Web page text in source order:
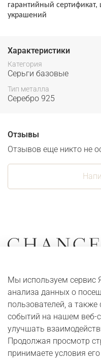
гарантийный сертификат,
украшений
Характеристики
Категория
Серьги базовые
Тип металла
Серебро 925
Отзывы
Отзывов еще никто не
Серьги
Кольца
Колье
Браслеты
Мы используем сервис
анализа данных о
пользователей, а
событий на нашем веб-
улучшать
Продолжая просмотр
принимаете условия